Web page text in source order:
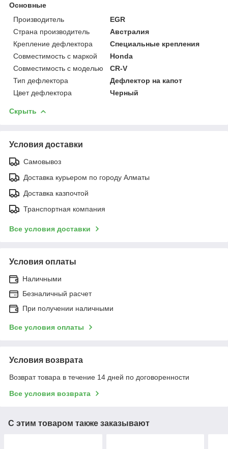
Основные
Производитель
EGR
Страна производитель
Австралия
Крепление дефлектора
Специальные крепления
Совместимость с маркой
Honda
Совместимость с моделью
CR-V
Тип дефлектора
Дефлектор на капот
Цвет дефлектора
Черный
Скрыть
Условия доставки
Самовывоз
Доставка курьером по городу Алматы
Доставка казпочтой
Транспортная компания
Все условия доставки
Условия оплаты
Наличными
Безналичный расчет
При получении наличными
Все условия оплаты
Условия возврата
Возврат товара в течение 14 дней по договоренности
Все условия возврата
С этим товаром также заказывают